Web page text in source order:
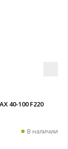
40-100 F220
В наличии